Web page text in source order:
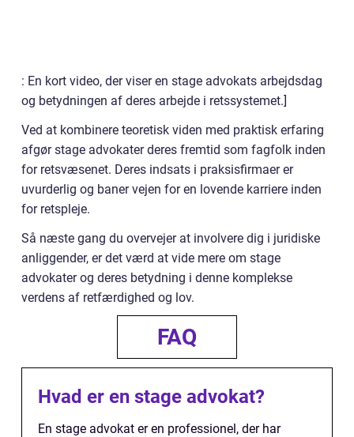
: En kort video, der viser en stage advokats arbejdsdag
og betydningen af deres arbejde i retssystemet.]
Ved at kombinere teoretisk viden med praktisk erfaring
afgør stage advokater deres fremtid som fagfolk inden
for retsvæsenet. Deres indsats i praksisfirmaer er
uvurderlig og baner vejen for en lovende karriere inden
for retspleje.
Så næste gang du overvejer at involvere dig i juridiske
anliggender, er det værd at vide mere om stage
advokater og deres betydning i denne komplekse
verdens af retfærdighed og lov.
FAQ
Hvad er en stage advokat?
En stage advokat er en professionel, der har